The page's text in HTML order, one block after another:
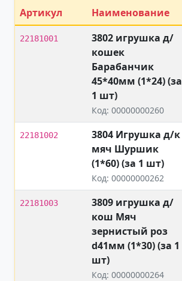
Артикул Наименование
22181001
3802 игрушка д/
кошек
Барабанчик
45*40мм (1*24) (за
1 шт)
Код: 00000000260
22181002
3804 Игрушка д/к
мяч Шуршик
(1*60) (за 1 шт)
Код: 00000000262
22181003
3809 игрушка д/
кош Мяч
зернистый роз
d41мм (1*30) (за 1
шт)
Код: 00000000264